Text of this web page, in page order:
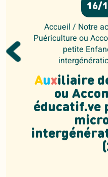
16/
Accueil / Notre
Puériculture ou
petite
Auxiliaire
ou
éducatif.ve